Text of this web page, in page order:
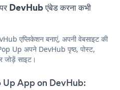
DevHub एंबेड करना कभी
एप्लिकेशन बनाएं, अपनी वेबसाइट की
Up अपने DevHub पृष्ठ, पोस्ट,
जोड़ें साइट।
Up App on DevHub: